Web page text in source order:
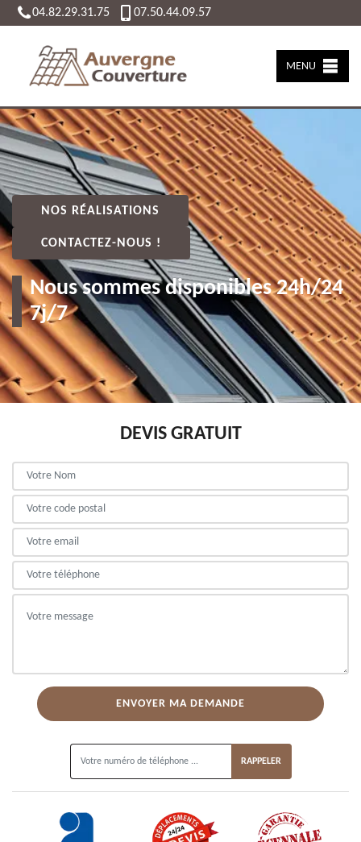
04.82.29.31.75 07.50.44.09.57
MENU
NOS RÉALISATIONS
CONTACTEZ-NOUS !
Nous sommes disponibles 24h/24
7j/7
DEVIS GRATUIT